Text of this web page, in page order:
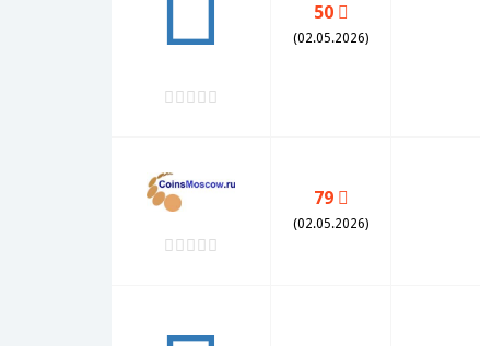
50
(02.05.2026)
79
(02.05.2026)